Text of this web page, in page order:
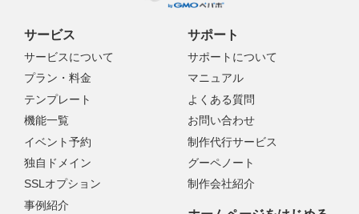
サービス
サービスについて
プラン・料金
テンプレート
機能一覧
イベント予約
独自ドメイン
SSLオプション
事例紹介
サポート
サポートについて
マニュアル
よくある質問
お問い合わせ
制作代行サービス
グーペノート
制作会社紹介